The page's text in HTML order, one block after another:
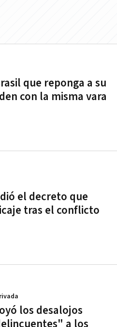
que reponga a su
con la misma vara
el decreto que
tras el conflicto
los desalojos
a los